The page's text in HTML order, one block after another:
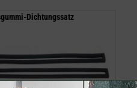
Dichtungssatz